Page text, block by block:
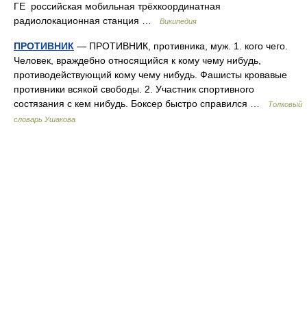
ГЕ российская мобильная трёхкоординатная
радиолокационная станция …
Википедия
ПРОТИВНИК — ПРОТИВНИК, противника, муж. 1. кого чего.
Человек, враждебно относящийся к кому чему нибудь,
противодействующий кому чему нибудь. Фашисты кровавые
противники всякой свободы. 2. Участник спортивного
состязания с кем нибудь. Боксер быстро справился …
Толковый
словарь Ушакова